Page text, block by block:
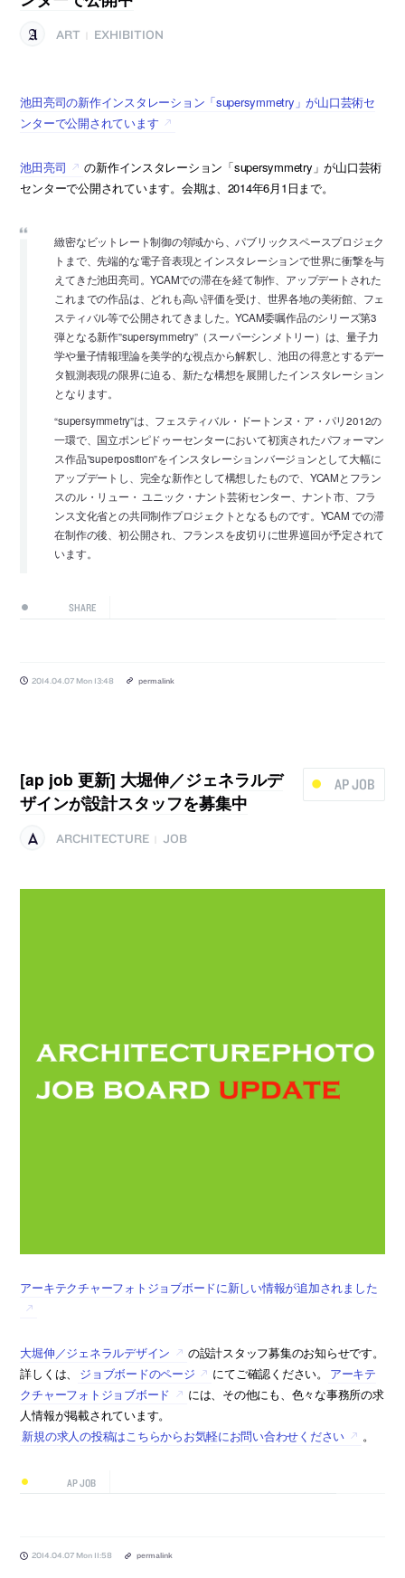
ART EXHIBITION
池田亮司の新作インスタレーション「supersymmetry」が山口芸術セ
ンターで公開されています
池田亮司
の新作インスタレーション「supersymmetry」が山口芸術
センターで公開されています。会期は、2014年6月1日まで。
緻密なビットレート制御の領域から、パブリックスペースプロジェク
トまで、先端的な電子音表現とインスタレーションで世界に衝撃を与
えてきた池田亮司。YCAMでの滞在を経て制作、アップデートされた
これまでの作品は、どれも高い評価を受け、世界各地の美術館、フェ
スティバル等で公開されてきました。YCAM委嘱作品のシリーズ第3
弾となる新作”supersymmetry”（スーパーシンメトリー）は、量子力
学や量子情報理論を美学的な視点から解釈し、池田の得意とするデー
タ観測表現の限界に迫る、新たな構想を展開したインスタレーション
となります。
“supersymmetry”は、フェスティバル・ドートンヌ・ア・パリ2012の
一環で、国立ポンピドゥーセンターにおいて初演されたパフォーマン
ス作品”superposition”をインスタレーションバージョンとして大幅に
アップデートし、完全な新作として構想したもので、YCAMとフラン
スのル・リュー・ ユニック・ナント芸術センター、ナント市、フラ
ンス文化省との共同制作プロジェクトとなるものです。YCAM での滞
在制作の後、初公開され、フランスを皮切りに世界巡回が予定されて
います。
SHARE
2014.04.07 Mon 13:48 permalink
AP JOB
[ap job 更新] 大堀伸／ジェネラルデ
ザインが設計スタッフを募集中
ARCHITECTURE JOB
アーキテクチャーフォトジョブボードに新しい情報が追加されました
大堀伸／ジェネラルデザイン
の設計スタッフ募集のお知らせです。
詳しくは、
ジョブボードのページ にてご確認ください。
アーキテ
クチャーフォトジョブボード
には、その他にも、色々な事務所の求
人情報が掲載されています。
新規の求人の投稿はこちらからお気軽にお問い合わせください
。
AP JOB
2014.04.07 Mon 11:58 permalink